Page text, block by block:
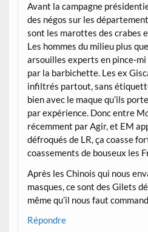
Avant la campagne
des négos sur les
sont les marottes des crabes
Les hommes du milieu plus
arsouilles experts en pince-
par la barbichette. Les ex
infiltrés partout, sans
bien avec le maque qu’ils
par expérience. Donc entre
récemment par Agir, et EM
défroqués de LR, ça coasse
coassements de bouseux les
Après les Chinois qui nous
masques, ce sont des Gilets
même qu’il nous faut
Répondre